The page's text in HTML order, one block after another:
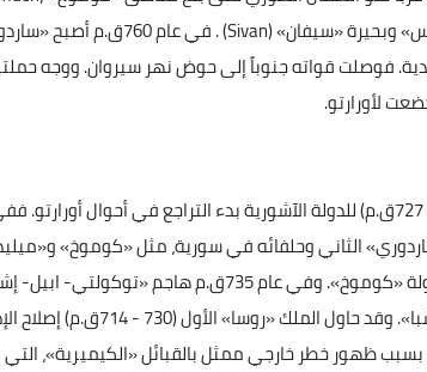
فوصلت قواته جنوباً إلى حوض نهر سيروان. ووجه
لأورارتو.
الثاني وحلفائه في سورية، مثل «كوموخ»
وغيرهم، وذلك في المعركة التي جرت على أراضي دولة «كوموخ». وفي عام
الأراضي الكردية الأورارتية، ووصل إلى العاصمة
بسبب ظهور خطر خارجي ممثل بالقبائل «الكيميرية»،